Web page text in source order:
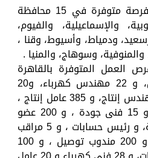
وأوضح الوزير أن هذه الفرصة متوفرة في 15 محافظة
والإسماعيلية، والفيوم،
ودمياط، وأسيوط، وقنا ،
وسوهاج، والمنيا .
المتوفرة بالقاهرة
تتمثل في 400 فرد أمن، و 22 مهندس كهرباء، و20
مهندس ميكانيكا، و 2 مهندس إنتاج، و 385 عامل إنتاج ،
و 3 أخصائي مشتريات ، و 15 فنى جودة ، و 200 عضو
فريق ، و 100 عامل تعبئة، و رئيس حسابات ، و 5 مراقب
جودة ، و 140 مضيف ، و 200 مندوب توصيل ، و 100